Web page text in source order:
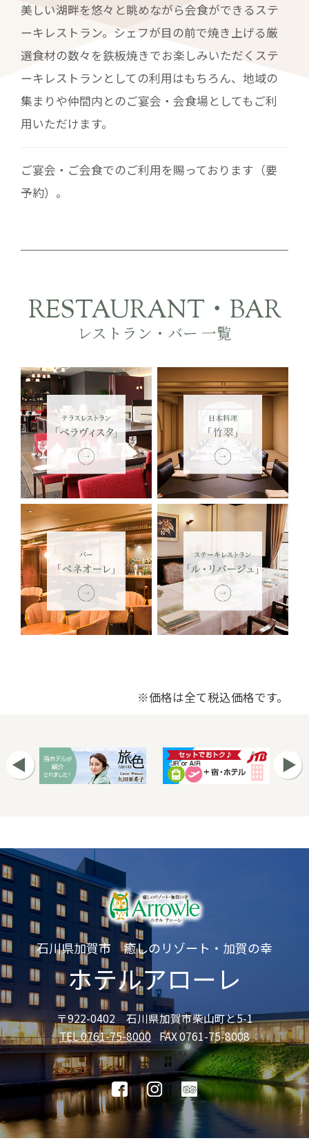
美しい湖畔を悠々と眺めながら会食ができるステ
ーキレストラン。シェフが目の前で焼き上げる厳
選食材の数々を鉄板焼きでお楽しみいただくステ
ーキレストランとしての利用はもちろん、地域の
集まりや仲間内とのご宴会・会食場としてもご利
用いただけます。
ご宴会・ご会食でのご利用を賜っております（要
予約）。
RESTAURANT・BAR
レストラン・バー 一覧
※価格は全て税込価格です。
石川県加賀市 癒しのリゾート・加賀の幸
ホテルアローレ
〒922-0402 石川県加賀市柴山町と5-1
TEL 0761-75-8000 FAX 0761-75-8008